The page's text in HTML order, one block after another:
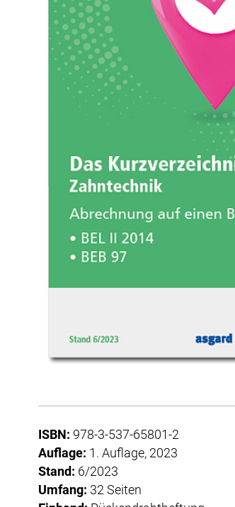
ISBN: 978-3-537-65801-2
Auflage: 1. Auflage, 2023
Stand: 6/2023
Umfang: 32 Seiten